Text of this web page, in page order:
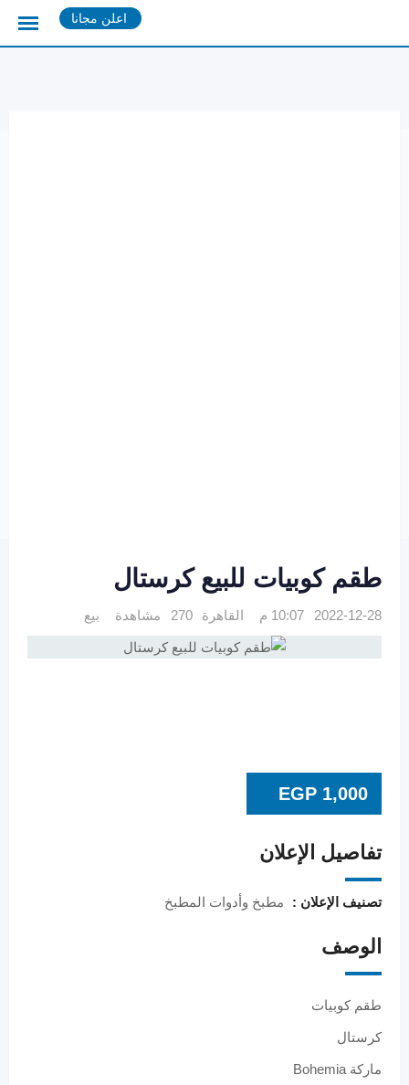
اعلن مجانا
طقم كوبيات للبيع كرستال
2022-12-28 10:07 م القاهرة 270 مشاهدة بيع
EGP 1,000
تفاصيل الإعلان
تصنيف الإعلان : مطبخ وأدوات المطبخ
الوصف
طقم كوبيات
كرستال
ماركة Bohemia